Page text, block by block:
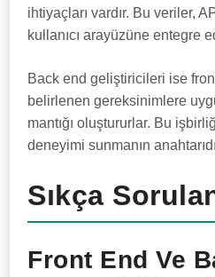
ihtiyaçları vardır. Bu veriler,
kullanıcı arayüzüne entegre
Back end geliştiricileri ise
belirlenen gereksinimlere
mantığı oluştururlar. Bu
deneyimi sunmanın
Sıkça
Front End Ve